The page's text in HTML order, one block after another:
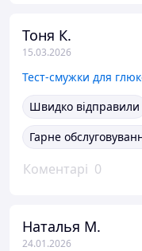
Тоня К.
15.03.2026
Швидко відправили
Гарне
Коментарі 0
Наталья М.
24.01.2026